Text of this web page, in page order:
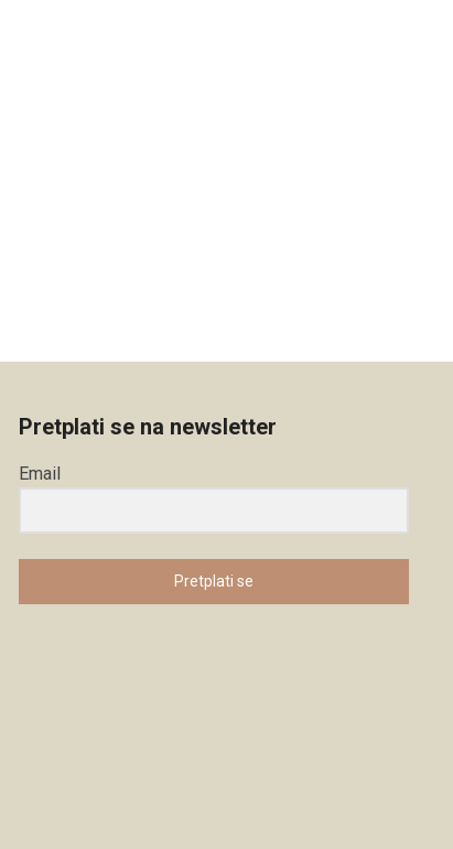
Pretplati se na newsletter
Email
Pretplati se